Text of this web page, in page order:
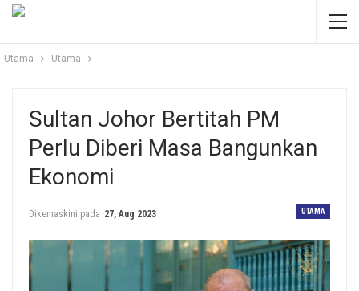
Utama Utama
Sultan Johor Bertitah PM
Perlu Diberi Masa Bangunkan
Ekonomi
UTAMA
Dikemaskini pada 27, Aug 2023